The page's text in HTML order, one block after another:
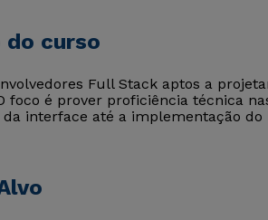
do curso
Full Stack aptos a
foco é prover proficiência técnica
da interface até a implementação